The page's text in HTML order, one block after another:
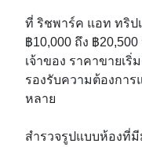
ที่ ริชพาร์ค แอท ทริป
฿10,000 ถึง ฿
เจ้าของ ราคาขายเริ่
รองรับความต้องการ
หลาย
สำรวจรูปแบบห้องที่